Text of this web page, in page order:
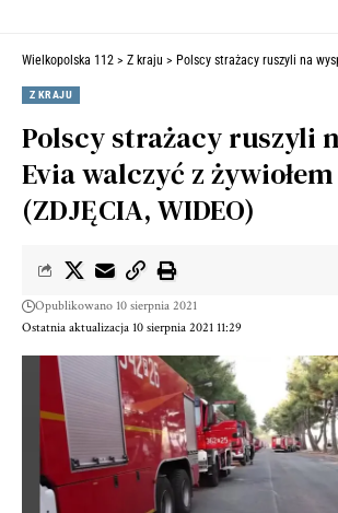
Wielkopolska 112 > Z kraju > Polscy strażacy ruszyli na wyspę Evia
Z KRAJU
Polscy strażacy ruszyli
Evia walczyć z żywiołem
(ZDJĘCIA, WIDEO)
Ostatnia aktualizacja 10 sierpnia 2021 11:29
Opublikowano 10 sierpnia 2021